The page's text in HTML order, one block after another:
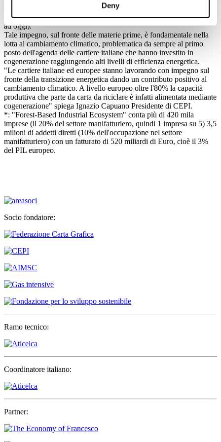
Deny
europea è in crescita di un'area pari a 1,5 milioni di campi da calcio
ogni anno, equivalenti a 850.000 ha (aumentate del 30% dal 1950
ad oggi).
Tale impegno, sul fronte delle materie prime, è fondamentale nella
lotta al cambiamento climatico, problematica da sempre al primo
posto dell'agenda delle cartiere italiane che hanno investito in
cogenerazione raggiungendo alti livelli di efficienza energetica.
"Le cartiere italiane ed europee stanno lavorando con impegno sul
fronte della transizione energetica dando un contributo positivo al
cambiamento climatico. A livello europeo oltre l'80% la capacità
produttiva che parte da carta da riciclare è infatti alimentata mediante
cogenerazione" spiega Ignazio Capuano Presidente di CEPI.
*: "Forest-Based Industrial Ecosystem" conta più di 420 mila
imprese (il 20% del settore manifatturiero, quindi 1 impresa su 5) 3,5
milioni di addetti diretti (10% dell'occupazione nel settore
manifatturiero) con un fatturato di 520 miliardi di Euro, cioè il 3%
del PIL europeo.
Socio fondatore:
Ramo tecnico:
Coordinatore italiano:
Partner: